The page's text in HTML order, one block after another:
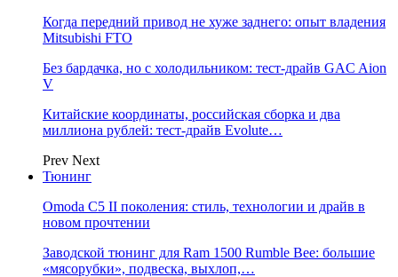
Когда передний привод не хуже заднего: опыт владения
Mitsubishi FTO
Без бардачка, но с холодильником: тест-драйв GAC Aion
V
Китайские координаты, российская сборка и два
миллиона рублей: тест-драйв Evolute…
Prev Next
Тюнинг
Omoda C5 II поколения: стиль, технологии и драйв в
новом прочтении
Заводской тюнинг для Ram 1500 Rumble Bee: большие
«мясорубки», подвеска, выхлоп,…